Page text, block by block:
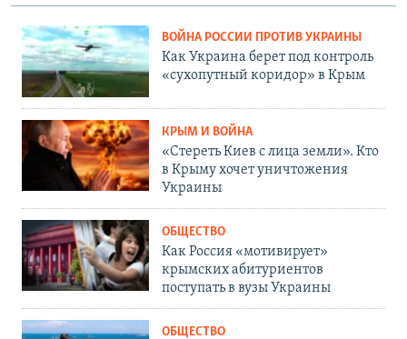
ВОЙНА РОССИИ ПРОТИВ УКРАИНЫ
Как Украина берет под контроль
«сухопутный коридор» в Крым
КРЫМ И ВОЙНА
«Стереть Киев с лица земли». Кто
в Крыму хочет уничтожения
Украины
ОБЩЕСТВО
Как Россия «мотивирует»
крымских абитуриентов
поступать в вузы Украины
ОБЩЕСТВО